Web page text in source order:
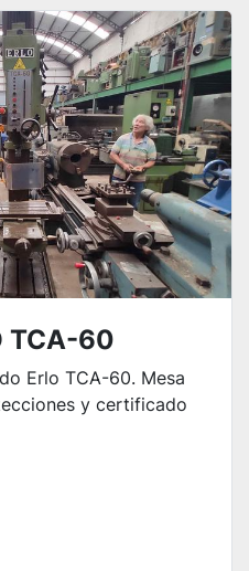
por
TCA-60
Erlo TCA-60. Mesa
y certificado